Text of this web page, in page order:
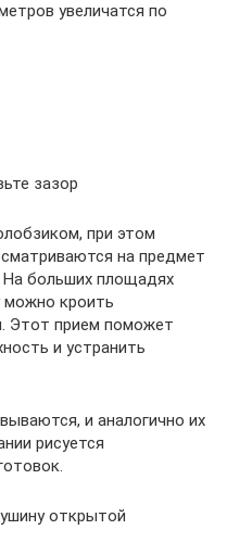
увеличатся по
зазор
при этом
на предмет
больших площадях
кроить
Этот прием поможет
и устранить
и аналогично их
рисуется
открытой